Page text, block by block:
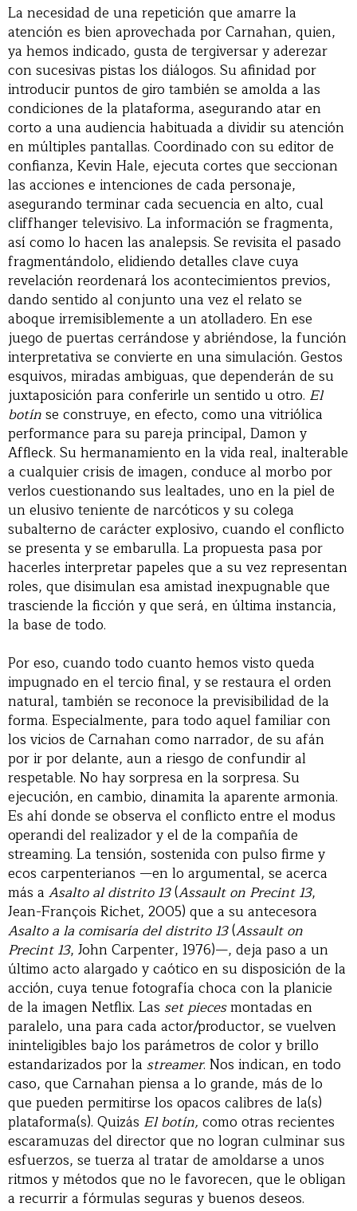
La necesidad de una repetición que amarre la
atención es bien aprovechada por Carnahan, quien,
ya hemos indicado, gusta de tergiversar y aderezar
con sucesivas pistas los diálogos. Su afinidad por
introducir puntos de giro también se amolda a las
condiciones de la plataforma, asegurando atar en
corto a una audiencia habituada a dividir su atención
en múltiples pantallas. Coordinado con su editor de
confianza, Kevin Hale, ejecuta cortes que seccionan
las acciones e intenciones de cada personaje,
asegurando terminar cada secuencia en alto, cual
cliffhanger televisivo. La información se fragmenta,
así como lo hacen las analepsis. Se revisita el pasado
fragmentándolo, elidiendo detalles clave cuya
revelación reordenará los acontecimientos previos,
dando sentido al conjunto una vez el relato se
aboque irremisiblemente a un atolladero. En ese
juego de puertas cerrándose y abriéndose, la función
interpretativa se convierte en una simulación. Gestos
esquivos, miradas ambiguas, que dependerán de su
juxtaposición para conferirle un sentido u otro. El
botínse construye, en efecto, como una vitriólica
performance para su pareja principal, Damon y
Affleck. Su hermanamiento en la vida real, inalterable
a cualquier crisis de imagen, conduce al morbo por
verlos cuestionando sus lealtades, uno en la piel de
un elusivo teniente de narcóticos y su colega
subalterno de carácter explosivo, cuando el conflicto
se presenta y se embarulla. La propuesta pasa por
hacerles interpretar papeles que a su vez representan
roles, que disimulan esa amistad inexpugnable que
trasciende la ficción y que será, en última instancia,
la base de todo.
Por eso, cuando todo cuanto hemos visto queda
impugnado en el tercio final, y se restaura el orden
natural, también se reconoce la previsibilidad de la
forma. Especialmente, para todo aquel familiar con
los vicios de Carnahan como narrador, de su afán
por ir por delante, aun a riesgo de confundir al
respetable. No hay sorpresa en la sorpresa. Su
ejecución, en cambio, dinamita la aparente armonia.
Es ahí donde se observa el conflicto entre el modus
operandi del realizador y el de la compañía de
streaming. La tensión, sostenida con pulso firme y
ecos carpenterianos —en lo argumental, se acerca
más a Asalto al distrito 13(Assault on Precint 13,
Jean-François Richet, 2005) que a su antecesora
Asalto a la comisaría del distrito 13(Assault on
Precint 13, John Carpenter, 1976)—, deja paso a un
último acto alargado y caótico en su disposición de la
acción, cuya tenue fotografía choca con la planicie
de la imagen Netflix. Las set piecesmontadas en
paralelo, una para cada actor/productor, se vuelven
ininteligibles bajo los parámetros de color y brillo
estandarizados por la streamer. Nos indican, en todo
caso, que Carnahan piensa a lo grande, más de lo
que pueden permitirse los opacos calibres de la(s)
plataforma(s). Quizás El botín, como otras recientes
escaramuzas del director que no logran culminar sus
esfuerzos, se tuerza al tratar de amoldarse a unos
ritmos y métodos que no le favorecen, que le obligan
a recurrir a fórmulas seguras y buenos deseos.